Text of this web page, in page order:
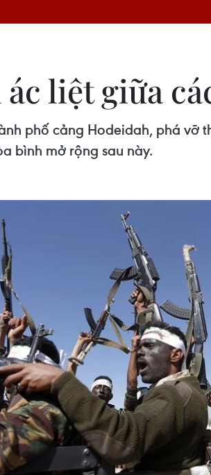
liệt giữa
phố cảng Hodeidah, phá vỡ
bình mở rộng sau này.